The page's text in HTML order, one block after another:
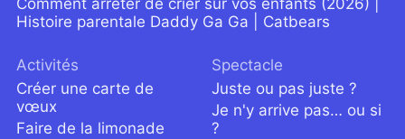
Comment arrêter de crier sur vos enfants (2026) |
Histoire parentale Daddy Ga Ga | Catbears
Activités
Créer une carte de
vœux
Faire de la limonade
Spectacle
Juste ou pas juste ?
Je n'y arrive pas… ou si
?